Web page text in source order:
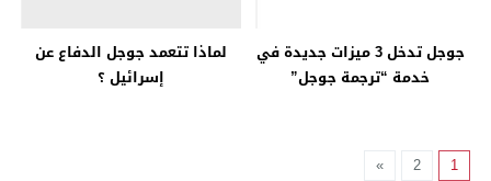
جوجل تدخل 3 ميزات جديدة في
خدمة “ترجمة جوجل”
لماذا تتعمد جوجل الدفاع عن
إسرائيل ؟
1
2
»